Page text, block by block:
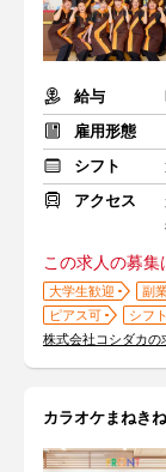
給与
雇用形態
シフト
アクセス
この求人の募
大学生歓迎 副
ピアス可
シフ
株式会社コシダカの
カラオケまねき